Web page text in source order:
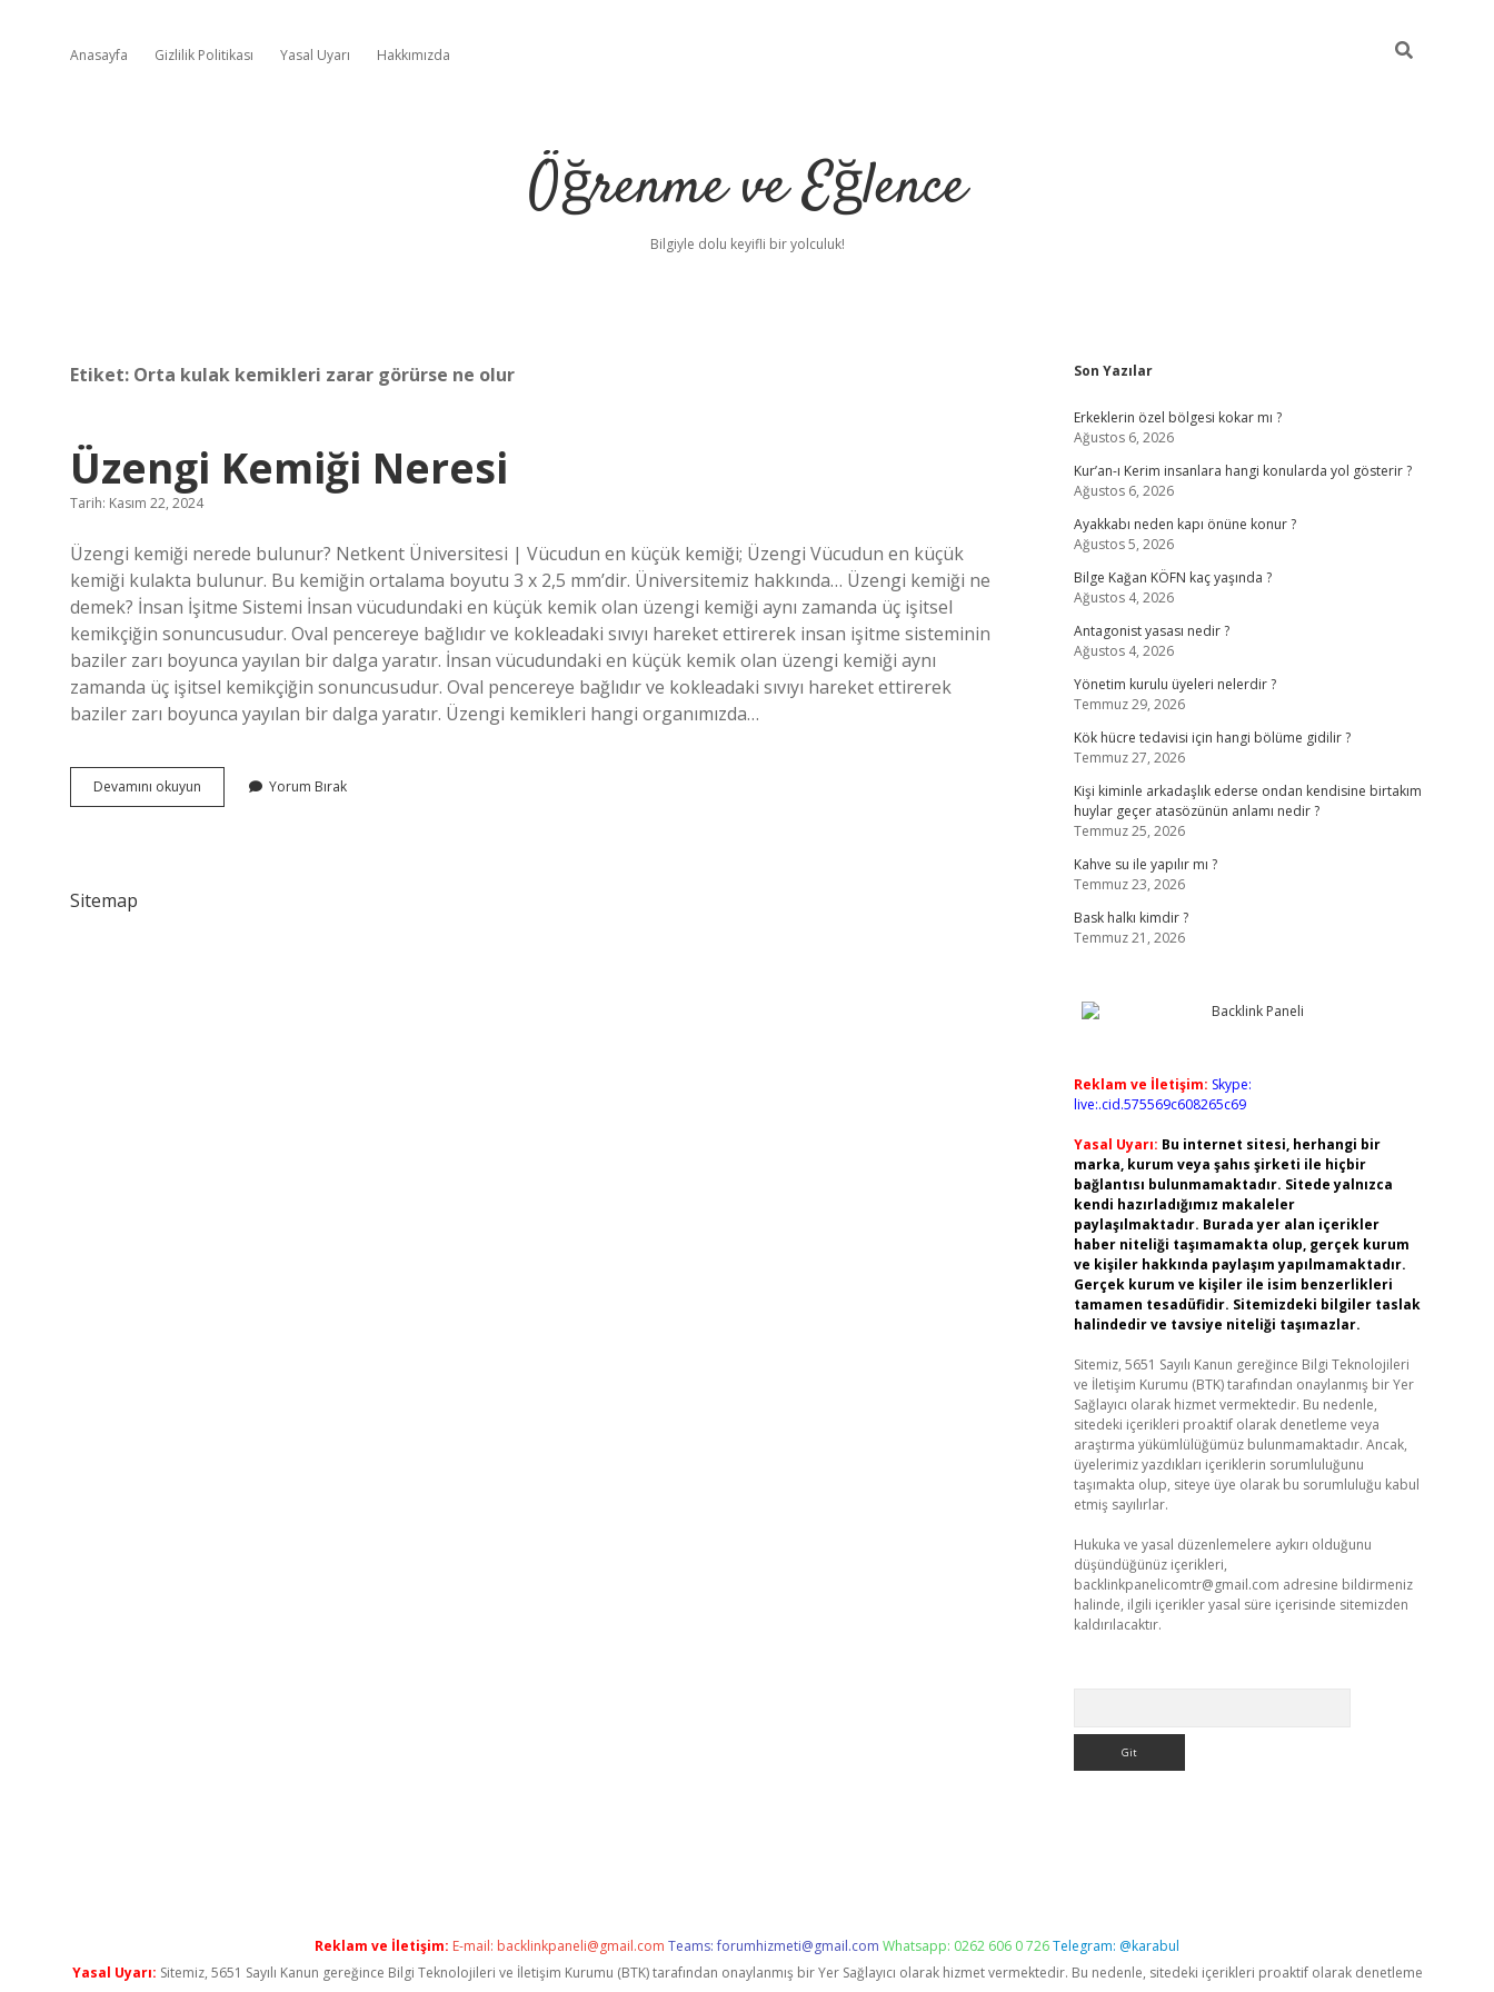
Anasayfa Gizlilik Politikası Yasal Uyarı Hakkımızda
Öğrenme ve Eğlence
Bilgiyle dolu keyifli bir yolculuk!
Etiket: Orta kulak kemikleri zarar görürse ne olur
Üzengi Kemiği Neresi
Tarih: Kasım 22, 2024
Üzengi kemiği nerede bulunur? Netkent Üniversitesi | Vücudun en küçük kemiği; Üzengi Vücudun en küçük
kemiği kulakta bulunur. Bu kemiğin ortalama boyutu 3 x 2,5 mm’dir. Üniversitemiz hakkında… Üzengi kemiği ne
demek? İnsan İşitme Sistemi İnsan vücudundaki en küçük kemik olan üzengi kemiği aynı zamanda üç işitsel
kemikçiğin sonuncusudur. Oval pencereye bağlıdır ve kokleadaki sıvıyı hareket ettirerek insan işitme sisteminin
baziler zarı boyunca yayılan bir dalga yaratır. İnsan vücudundaki en küçük kemik olan üzengi kemiği aynı
zamanda üç işitsel kemikçiğin sonuncusudur. Oval pencereye bağlıdır ve kokleadaki sıvıyı hareket ettirerek
baziler zarı boyunca yayılan bir dalga yaratır. Üzengi kemikleri hangi organımızda…
Devamını okuyun
Kemiği
Yorum Bırak
Sitemap
Sidebar
Son Yazılar
Erkeklerin özel bölgesi kokar mı ?
Ağustos 6, 2026
Kur’an-ı Kerim insanlara hangi konularda yol gösterir ?
Ağustos 6, 2026
Ayakkabı neden kapı önüne konur ?
Ağustos 5, 2026
Bilge Kağan KÖFN kaç yaşında ?
Ağustos 4, 2026
Antagonist yasası nedir ?
Ağustos 4, 2026
Yönetim kurulu üyeleri nelerdir ?
Temmuz 29, 2026
Kök hücre tedavisi için hangi bölüme gidilir ?
Temmuz 27, 2026
Kişi kiminle arkadaşlık ederse ondan kendisine birtakım
huylar geçer atasözünün anlamı nedir ?
Temmuz 25, 2026
Kahve su ile yapılır mı ?
Temmuz 23, 2026
Bask halkı kimdir ?
Temmuz 21, 2026
Reklam ve İletişim: Skype:
live:.cid.575569c608265c69
Yasal Uyarı: Bu internet sitesi, herhangi bir
marka, kurum veya şahıs şirketi ile hiçbir
bağlantısı bulunmamaktadır. Sitede yalnızca
kendi hazırladığımız makaleler
paylaşılmaktadır. Burada yer alan içerikler
haber niteliği taşımamakta olup, gerçek kurum
ve kişiler hakkında paylaşım yapılmamaktadır.
Gerçek kurum ve kişiler ile isim benzerlikleri
tamamen tesadüfidir. Sitemizdeki bilgiler taslak
halindedir ve tavsiye niteliği taşımazlar.
Sitemiz, 5651 Sayılı Kanun gereğince Bilgi Teknolojileri
ve İletişim Kurumu (BTK) tarafından onaylanmış bir Yer
Sağlayıcı olarak hizmet vermektedir. Bu nedenle,
sitedeki içerikleri proaktif olarak denetleme veya
araştırma yükümlülüğümüz bulunmamaktadır. Ancak,
üyelerimiz yazdıkları içeriklerin sorumluluğunu
taşımakta olup, siteye üye olarak bu sorumluluğu kabul
etmiş sayılırlar.
Hukuka ve yasal düzenlemelere aykırı olduğunu
düşündüğünüz içerikleri,
backlinkpanelicomtr@gmail.com adresine bildirmeniz
halinde, ilgili içerikler yasal süre içerisinde sitemizden
kaldırılacaktır.
Reklam ve İletişim: E-mail: backlinkpaneli@gmail.com Teams:forumhizmeti@gmail.com Whatsapp: 0262 606 0 726Telegram: @karabul
Yasal Uyarı: Sitemiz, 5651 Sayılı Kanun gereğince Bilgi Teknolojileri ve İletişim Kurumu (BTK) tarafından onaylanmış bir Yer Sağlayıcı olarak hizmet vermektedir. Bu nedenle, sitedeki içerikleri proaktif olarak denetleme